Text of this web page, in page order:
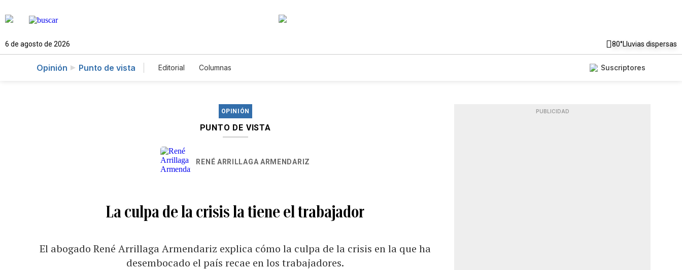
6 de agosto de 2026 80°Lluvias dispersas
Opinión Punto de vista Editorial Columnas Suscriptores
OPINIÓN
PUNTO DE VISTA
RENÉ ARRILLAGA ARMENDARIZ
La culpa de la crisis la tiene el trabajador
El abogado René Arrillaga Armendariz explica cómo la culpa de la crisis en la que ha
desembocado el país recae en los trabajadores.
PUBLICIDAD